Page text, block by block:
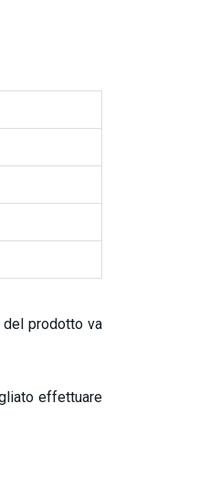
del prodotto va
effettuare